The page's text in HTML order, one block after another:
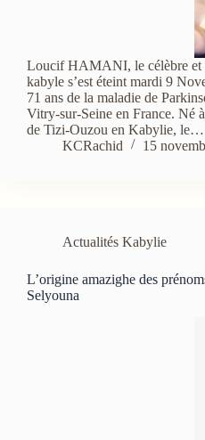
Loucif HAMANI, le célèbre et
kabyle s’est éteint mardi 9
71 ans de la maladie de
Vitry-sur-Seine en France. Né
de Tizi-Ouzou en Kabylie, le…
KCRachid
15
Actualités Kabylie
L’origine amazighe des
Selyouna